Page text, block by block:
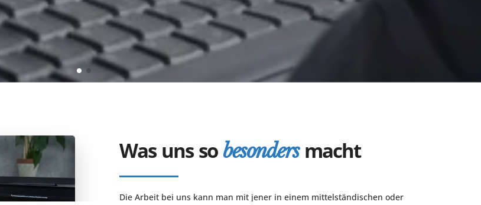
Was uns so besondersmacht
Die Arbeit bei uns kann man mit jener in einem mittelständischen oder